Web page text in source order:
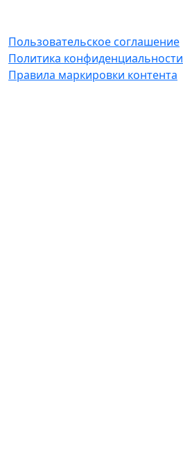
Пользовательское соглашение
Политика конфиденциальности
Правила маркировки контента